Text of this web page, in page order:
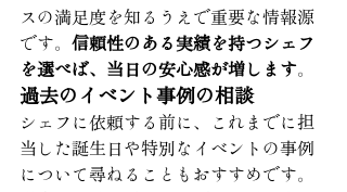
スの満足度を知るうえで重要な情報源
です。 信頼性のある実績を持つシェフ
を選べば、当日の安心感が増します。
過去のイベント事例の相談
シェフに依頼する前に、これまでに担
当した誕生日や特別なイベントの事例
について尋ねることもおすすめです。